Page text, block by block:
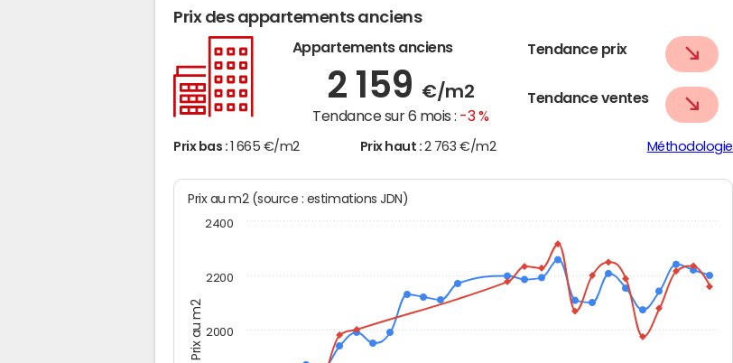
Prix des appartements anciens
Appartements anciens
2 159 €/m2
Tendance sur 6 mois : -3 %
Tendance prix
Tendance ventes
Prix bas : 1 665 €/m2 Prix haut : 2 763 €/m2 Méthodologie
Prix au m2
Prix au m2 (source : estimations JDN)
2000
2200
2400